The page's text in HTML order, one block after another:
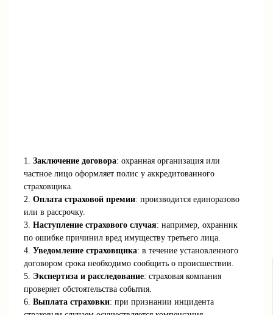
1.Заключение договора: охранная организация или
частное лицо оформляет полис у аккредитованного
страховщика.
2.Оплата страховой премии: производится единоразово
или в рассрочку.
3.Наступление страхового случая: например, охранник
по ошибке причинил вред имуществу третьего лица.
4.Уведомление страховщика: в течение установленного
договором срока необходимо сообщить о происшествии.
5. Экспертиза и расследование: страховая компания
проверяет обстоятельства события.
6.Выплата страховки: при признании инцидента